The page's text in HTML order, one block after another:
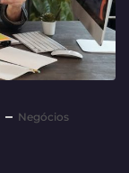
Negócios